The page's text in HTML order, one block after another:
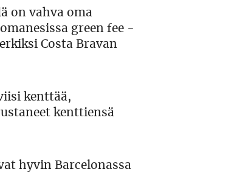
on vahva oma
green fee -
Costa Bravan
kenttää,
kenttiensä
hyvin Barcelonassa